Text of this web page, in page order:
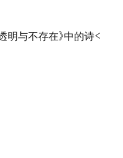
明与不存在》中的诗<